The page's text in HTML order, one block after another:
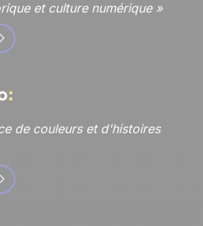
et culture numérique
de couleurs et d'histoires